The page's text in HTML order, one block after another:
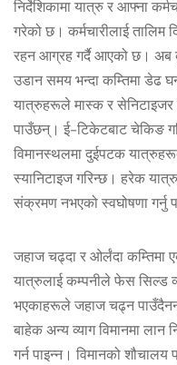
निर्देशिकामा यात्रु र आफ्ना
गरेको छ। कर्मचारीलाई तालिम
रहन आग्रह गर्दै आएको छ। अब
उडान समय भन्दा कम्तिमा डेढ
यात्रुहरूले मास्क र सेनिटाइजर
पाउँछन्। ई–टिकेटबाट चेकिङ
विमानस्थलमा दुईपटक
स्यानिटाइज गरिन्छ। हरेक
संक्रमण नभएको स्वघोषणा गर्नु
जहाज चढ्दा र ओर्लंदा कम्तिमा
यात्रुलाई कम्पनीले फेस सिल्ड
भएकाहरूले जहाज चढ्न
बाहेक अन्य व्याग विमानमा
गर्न पाइन्न। विमानको